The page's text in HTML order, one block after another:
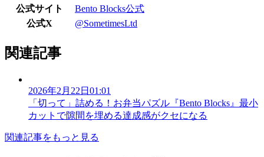
公式サイト
Bento Blocks公式
公式X
@SometimesLtd
関連記事
2026年2月22日01:01
「切って」詰める！お弁当パズル『Bento Blocks』最小
カットで隙間を埋める達成感がクセになる
関連記事をもっと見る